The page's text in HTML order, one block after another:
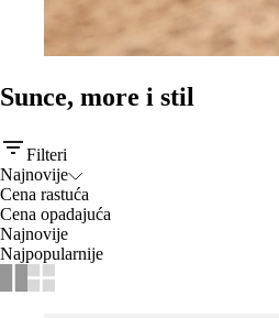
Sunce, more i stil
Filteri
Najnovije
Cena rastuća
Cena opadajuća
Najnovije
Najpopularnije